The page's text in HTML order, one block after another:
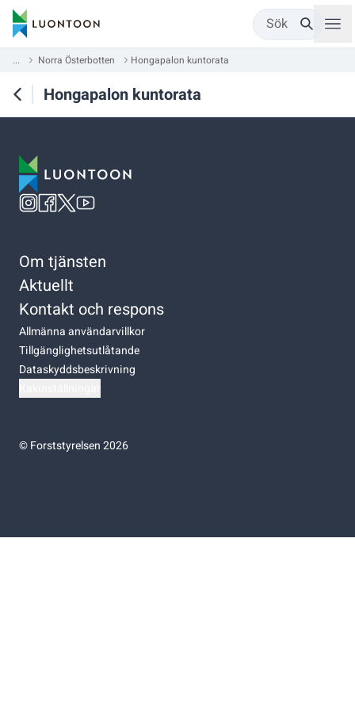
Sök
... Norra Österbotten Hongapalon kuntorata
Hongapalon kuntorata
Om tjänsten
Aktuellt
Kontakt och respons
Allmänna användarvillkor
Tillgänglighetsutlåtande
Dataskyddsbeskrivning
©Forststyrelsen 2026